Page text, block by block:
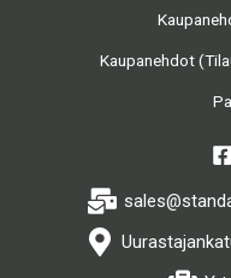
Kaupanehdot